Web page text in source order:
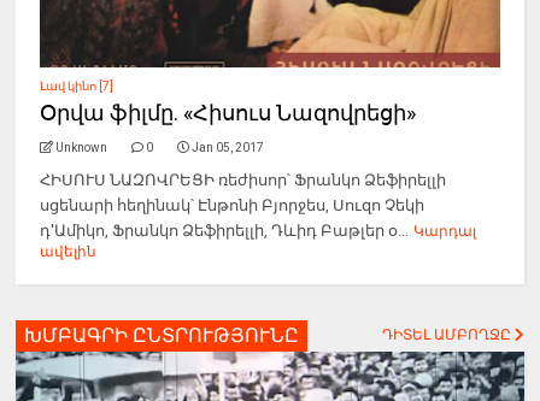
Լավ կինո [7]
Օրվա ֆիլմը. «Հիսուս Նազովրեցի»
Unknown 0 Jan 05, 2017
ՀԻՍՈՒՍ ՆԱԶՈՎՐԵՑԻ ռեժիսոր՝ Ֆրանկո Ձեֆիրելլի
սցենարի հեղինակ՝ Էնթոնի Բյորջես, Սուզո Չեկի
դ'Ամիկո, Ֆրանկո Ձեֆիրելլի, Դևիդ Բաթլեր օ... Կարդալ
ավելին
ԽՄԲԱԳՐԻ ԸՆՏՐՈՒԹՅՈՒՆԸ ԴԻՏԵԼ ԱՄԲՈՂՋԸ